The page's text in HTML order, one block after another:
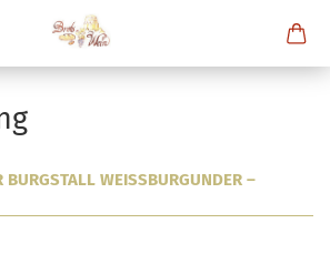
WEISSBURGUNDER – T